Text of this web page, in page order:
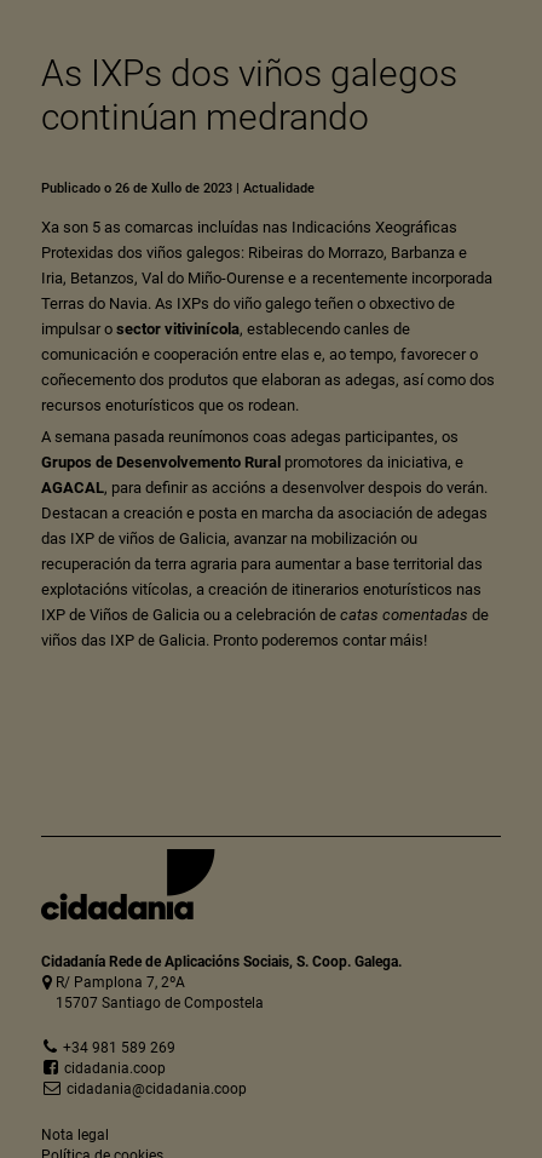
As IXPs dos viños galegos
continúan medrando
Publicado o 26 de Xullo de 2023| Actualidade
Xa son 5 as comarcas incluídas nas Indicacións Xeográficas
Protexidas dos viños galegos: Ribeiras do Morrazo, Barbanza e
Iria, Betanzos, Val do Miño-Ourensee a recentemente incorporada
Terras do Navia. As IXPs do viño galego teñen o obxectivo de
impulsar o sector vitivinícola, establecendo canles de
comunicación e cooperación entre elas e, ao tempo, favorecer o
coñecemento dos produtos que elaboran as adegas, así como dos
recursos enoturísticos que os rodean.
A semana pasada reunímonos coas adegas participantes, os
Grupos de Desenvolvemento Rural promotores da iniciativa, e
AGACAL, para definir as accións a desenvolver despois do verán.
Destacan a creación e posta en marcha da asociación de adegas
das IXP de viños de Galicia, avanzar na mobilización ou
recuperación da terra agraria para aumentar a base territorial das
explotacións vitícolas, a creación de itinerarios enoturísticos nas
IXP de Viños de Galicia ou a celebración de catas comentadas de
viños das IXP de Galicia. Pronto poderemos contar máis!
Cidadanía Rede de Aplicacións Sociais, S. Coop. Galega.
R/ Pamplona 7, 2ºA
15707 Santiago de Compostela
+34 981 589 269
cidadania.coop
cidadania@cidadania.coop
Nota legal